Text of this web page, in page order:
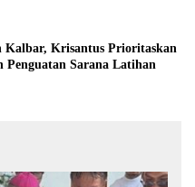
Kalbar, Krisantus Prioritaskan
Penguatan Sarana Latihan